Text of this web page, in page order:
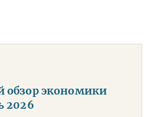
обзор экономики
2026